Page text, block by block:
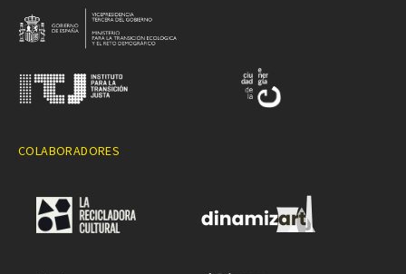
COLABORADORES